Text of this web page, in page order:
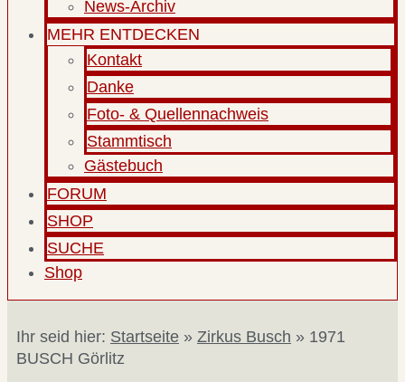
News-Archiv
MEHR ENTDECKEN
Kontakt
Danke
Foto- & Quellennachweis
Stammtisch
Gästebuch
FORUM
SHOP
SUCHE
Shop
Ihr seid hier: Startseite » Zirkus Busch » 1971
BUSCH Görlitz